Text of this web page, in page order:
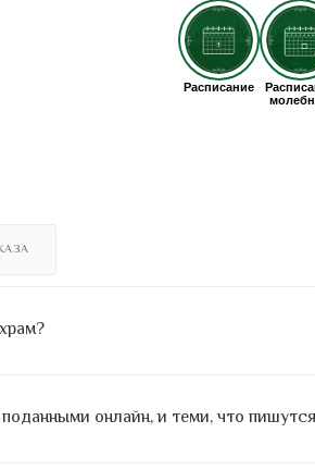
онлайн, и теми, что